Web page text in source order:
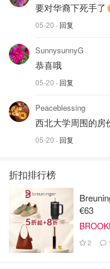
要对华裔下死手了
05-20 · 回复
SunnysunnyG
恭喜哦
05-20 · 回复
Peaceblessing
西北大学周围的房
05-20 · 回复
折扣排行榜
€63
2 1